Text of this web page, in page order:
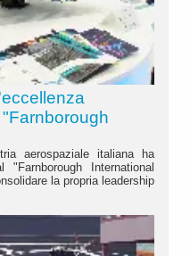
aerospaziale italiana ha
International
la propria leadership